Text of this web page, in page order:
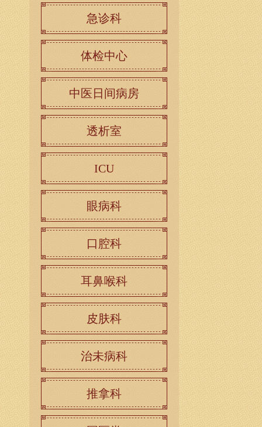
急诊科
体检中心
中医日间病房
透析室
ICU
眼病科
口腔科
耳鼻喉科
皮肤科
治未病科
推拿科